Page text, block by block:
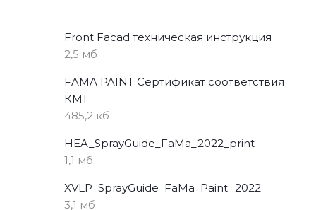
Front Facad техническая инструкция
2,5 мб
FAMA PAINT Сертификат соответствия
КМ1
485,2 кб
HEA_SprayGuide_FaMa_2022_print
1,1 мб
XVLP_SprayGuide_FaMa_Paint_2022
3,1 мб